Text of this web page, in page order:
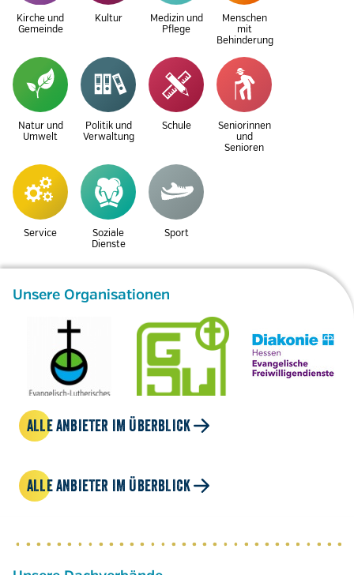
Kirche und
Gemeinde
Kultur
Medizin und
Pflege
Menschen
mit
Behinderung
Natur und
Umwelt
Politik und
Verwaltung
Schule
Seniorinnen
und
Senioren
Service
Soziale
Dienste
Sport
Unsere Organisationen
ALLE ANBIETER IM ÜBERBLICK
ALLE ANBIETER IM ÜBERBLICK